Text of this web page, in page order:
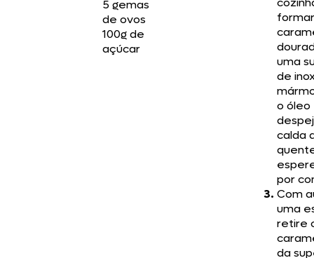
5 gemas
de ovos
100g de
açúcar
uma
de
o óleo
calda
por
Com
uma
retire
da